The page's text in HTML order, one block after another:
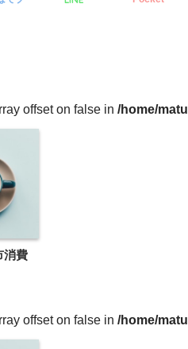
offset on false in /home/
費
offset on false in /home/